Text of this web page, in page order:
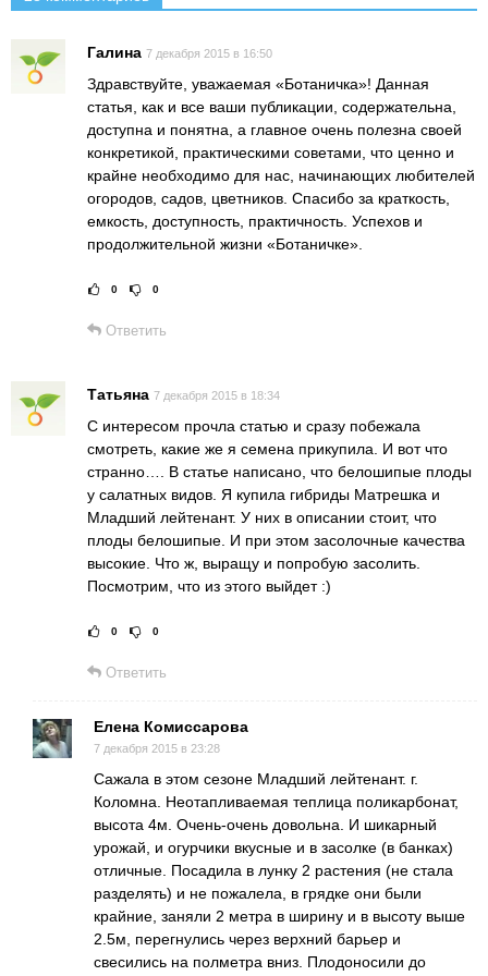
Галина 7 декабря 2015 в 16:50
Здравствуйте, уважаемая «Ботаничка»! Данная
статья, как и все ваши публикации, содержательна,
доступна и понятна, а главное очень полезна своей
конкретикой, практическими советами, что ценно и
крайне необходимо для нас, начинающих любителей
огородов, садов, цветников. Спасибо за краткость,
емкость, доступность, практичность. Успехов и
продолжительной жизни «Ботаничке».
Рейтинг статьи:
0 0
Ответить
Татьяна 7 декабря 2015 в 18:34
С интересом прочла статью и сразу побежала
смотреть, какие же я семена прикупила. И вот что
странно…. В статье написано, что белошипые плоды
у салатных видов. Я купила гибриды Матрешка и
Младший лейтенант. У них в описании стоит, что
плоды белошипые. И при этом засолочные качества
высокие. Что ж, выращу и попробую засолить.
Посмотрим, что из этого выйдет :)
Рейтинг статьи:
0 0
Ответить
Елена Комиссарова
7 декабря 2015 в 23:28
Сажала в этом сезоне Младший лейтенант. г.
Коломна. Неотапливаемая теплица поликарбонат,
высота 4м. Очень-очень довольна. И шикарный
урожай, и огурчики вкусные и в засолке (в банках)
отличные. Посадила в лунку 2 растения (не стала
разделять) и не пожалела, в грядке они были
крайние, заняли 2 метра в ширину и в высоту выше
2.5м, перегнулись через верхний барьер и
свесились на полметра вниз. Плодоносили до